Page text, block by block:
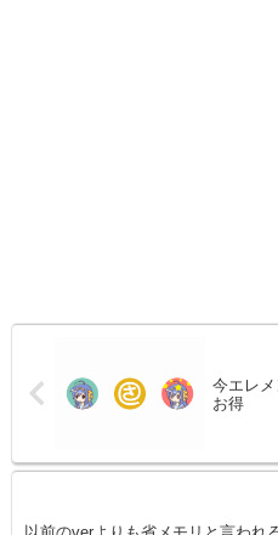
今エレ
お得